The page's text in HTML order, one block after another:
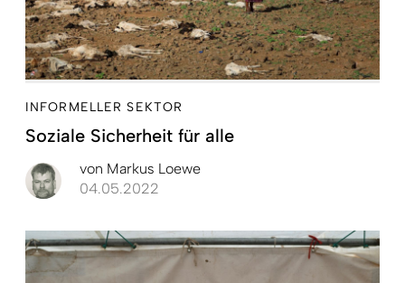
INFORMELLER SEKTOR
Soziale Sicherheit für alle
von Markus Loewe
04.05.2022